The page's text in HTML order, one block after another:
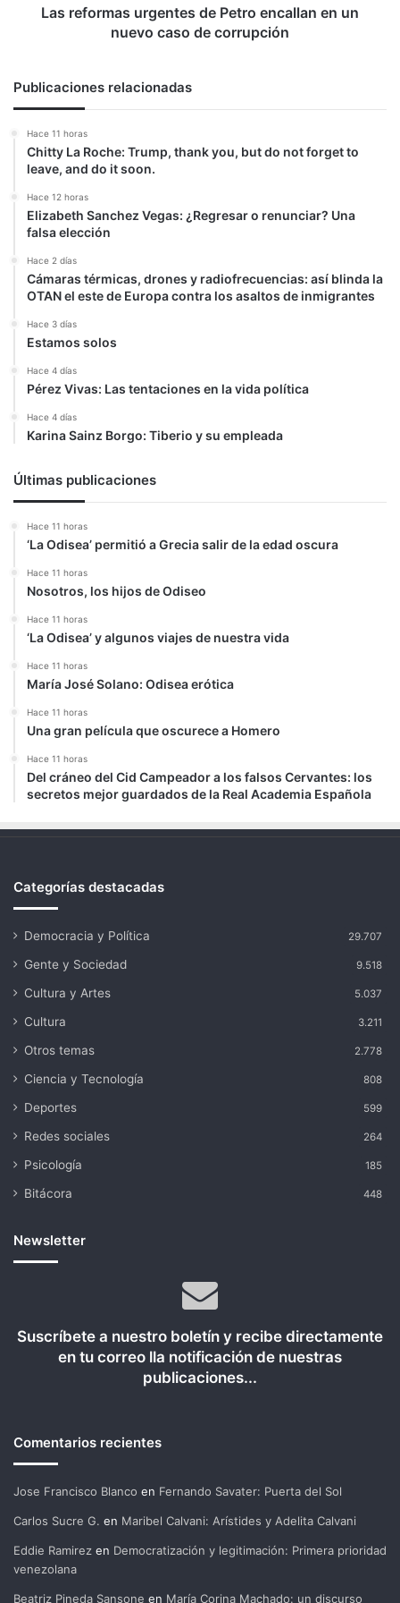
Las reformas urgentes de Petro encallan en un
nuevo caso de corrupción
Publicaciones relacionadas
Hace 11 horas
Chitty La Roche: Trump, thank you, but do not forget to
leave, and do it soon.
Hace 12 horas
Elizabeth Sanchez Vegas: ¿Regresar o renunciar? Una
falsa elección
Hace 2 días
Cámaras térmicas, drones y radiofrecuencias: así blinda la
OTAN el este de Europa contra los asaltos de inmigrantes
Hace 3 días
Estamos solos
Hace 4 días
Pérez Vivas: Las tentaciones en la vida política
Hace 4 días
Karina Sainz Borgo: Tiberio y su empleada
Últimas publicaciones
Hace 11 horas
‘La Odisea’ permitió a Grecia salir de la edad oscura
Hace 11 horas
Nosotros, los hijos de Odiseo
Hace 11 horas
‘La Odisea’ y algunos viajes de nuestra vida
Hace 11 horas
María José Solano: Odisea erótica
Hace 11 horas
Una gran película que oscurece a Homero
Hace 11 horas
Del cráneo del Cid Campeador a los falsos Cervantes: los
secretos mejor guardados de la Real Academia Española
Categorías destacadas
Democracia y Política 29.707
Gente y Sociedad 9.518
Cultura y Artes 5.037
Cultura 3.211
Otros temas 2.778
Ciencia y Tecnología 808
Deportes 599
Redes sociales 264
Psicología 185
Bitácora 448
Newsletter
Suscríbete a nuestro boletín y recibe directamente
en tu correo lla notificación de nuestras
publicaciones...
Comentarios recientes
Jose Francisco Blanco en Fernando Savater: Puerta del Sol
Carlos Sucre G. en Maribel Calvani: Arístides y Adelita Calvani
Eddie Ramirez en Democratización y legitimación: Primera prioridad
venezolana
Beatriz Pineda Sansone en María Corina Machado: un discurso